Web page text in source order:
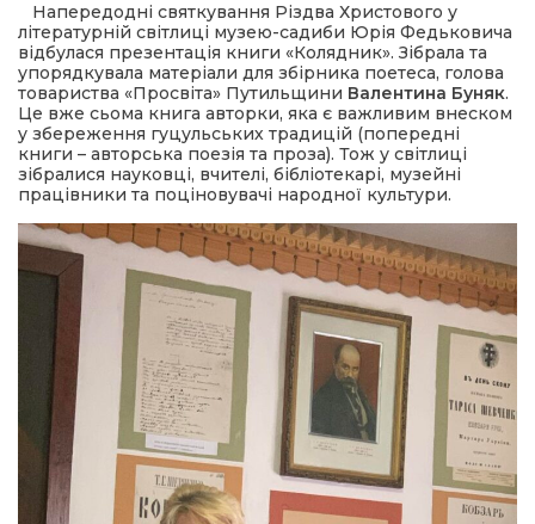
Героям!
вісті
голос гірського краю
Напередодні святкування Різдва Христового у
літературній світлиці музею-садиби Юрія Федьковича
відбулася презентація книги «Колядник». Зібрала та
упорядкувала матеріали для збірника поетеса, голова
товариства «Просвіта» Путильщини Валентина Буняк.
Це вже сьома книга авторки, яка є важливим внеском
у збереження гуцульських традицій (попередні
книги – авторська поезія та проза). Тож у світлиці
зібралися науковці, вчителі, бібліотекарі, музейні
працівники та поціновувачі народної культури.